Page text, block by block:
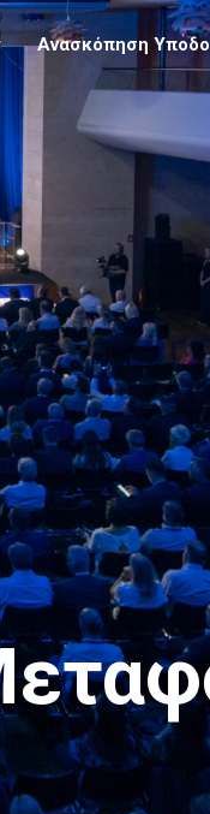
Ανασκόπηση